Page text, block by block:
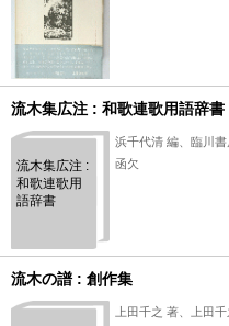
流木集広注 : 和歌連歌用語辞書
流木集広注 :
和歌連歌用
語辞書
浜千代清 編、臨川
函欠
流木の譜 : 創作集
上田千之 著、上田